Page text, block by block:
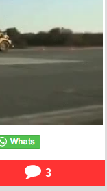
3